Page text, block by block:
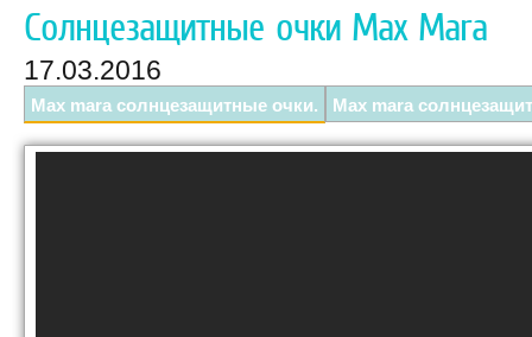
Солнцезащитные очки Max Mara
17.03.2016
Max mara солнцезащитные очки. Max mara